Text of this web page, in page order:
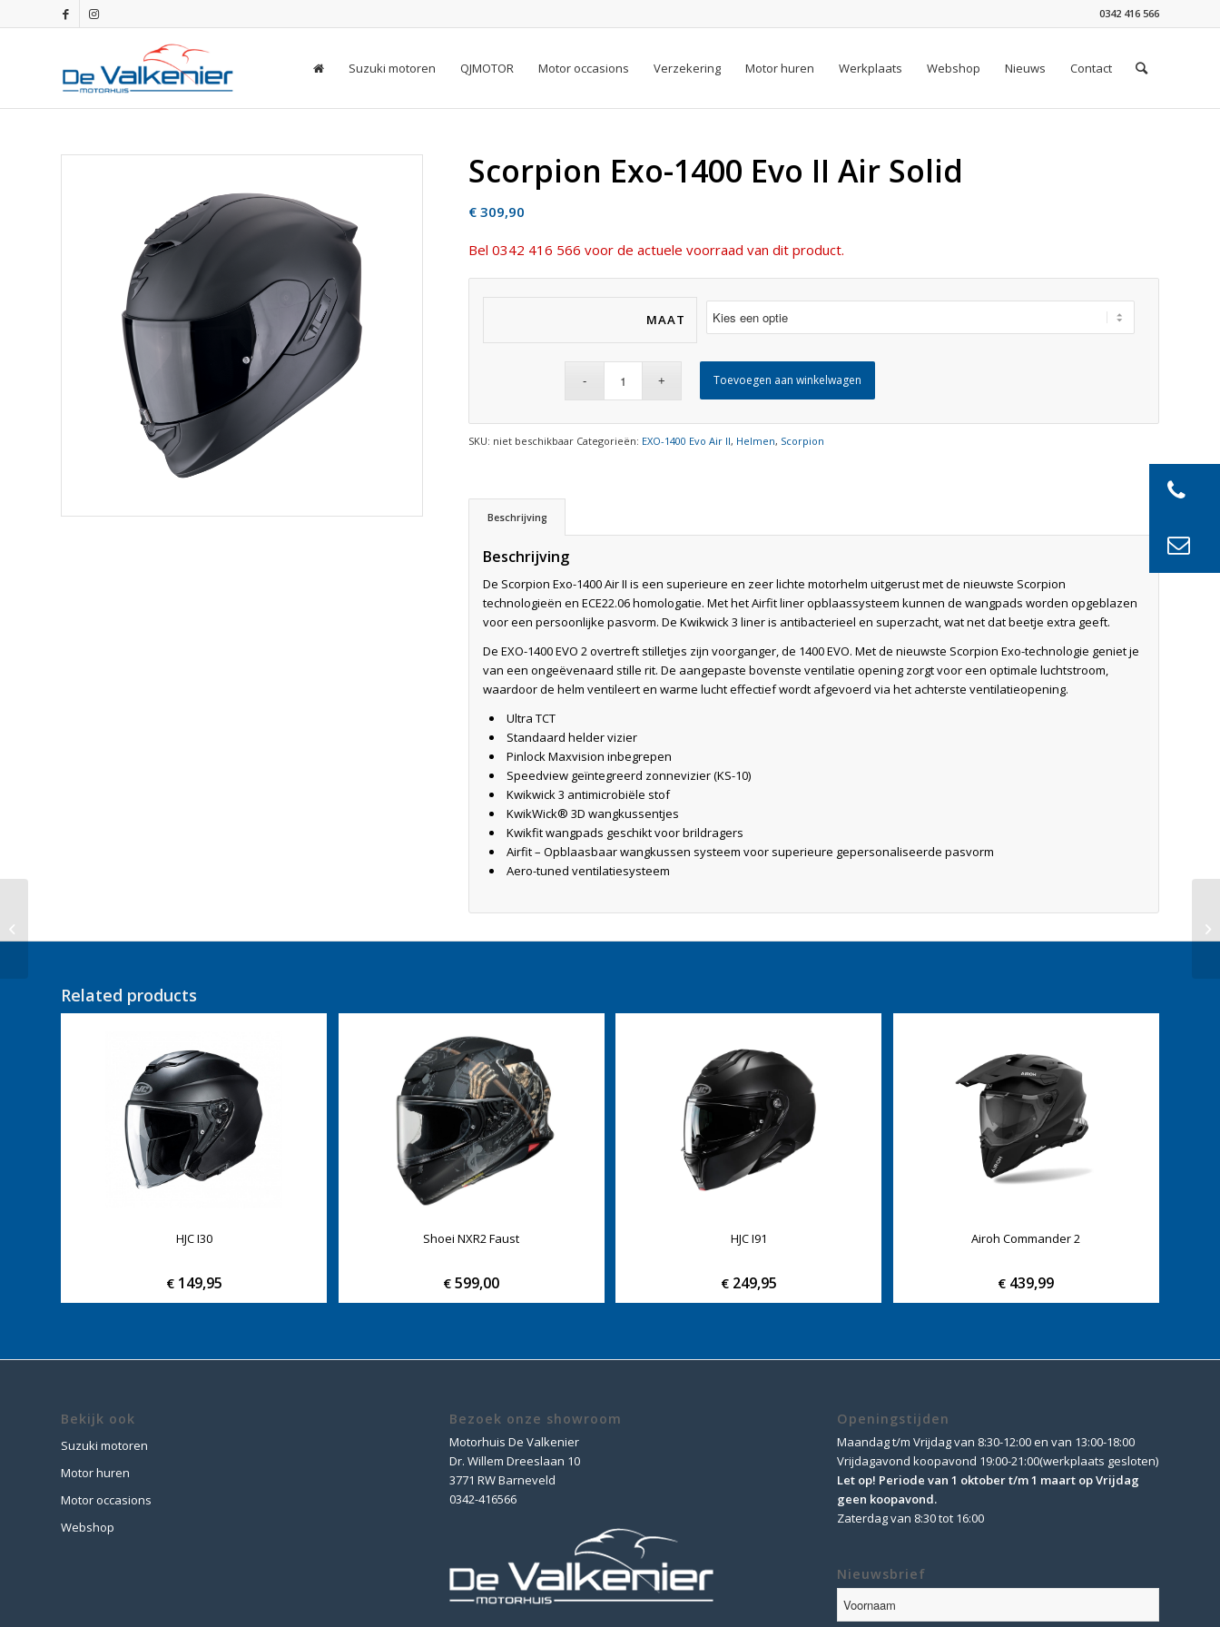
0342 416 566
Suzuki motoren QJMOTOR Motor occasions Verzekering Motor huren Werkplaats Webshop Nieuws Contact
Scorpion Exo-1400 Evo II Air Solid
€ 309,90
Bel 0342 416 566 voor de actuele voorraad van dit product.
MAAT
Toevoegen aan winkelwagen
SKU: niet beschikbaar Categorieën: EXO-1400 Evo Air II, Helmen, Scorpion
Beschrijving
Beschrijving
De Scorpion Exo-1400 Air II is een superieure en zeer lichte motorhelm uitgerust met de nieuwste Scorpion
technologieën en ECE22.06 homologatie. Met het Airfit liner opblaassysteem kunnen de wangpads worden opgeblazen
voor een persoonlijke pasvorm. De Kwikwick 3 liner is antibacterieel en superzacht, wat net dat beetje extra geeft.
De EXO-1400 EVO 2 overtreft stilletjes zijn voorganger, de 1400 EVO. Met de nieuwste Scorpion Exo-technologie geniet je
van een ongeëvenaard stille rit. De aangepaste bovenste ventilatie opening zorgt voor een optimale luchtstroom,
waardoor de helm ventileert en warme lucht effectief wordt afgevoerd via het achterste ventilatieopening.
Ultra TCT
Standaard helder vizier
Pinlock Maxvision inbegrepen
Speedview geïntegreerd zonnevizier (KS-10)
Kwikwick 3 antimicrobiële stof
KwikWick® 3D wangkussentjes
Kwikfit wangpads geschikt voor brildragers
Airfit – Opblaasbaar wangkussen systeem voor superieure gepersonaliseerde pasvorm
Aero-tuned ventilatiesysteem
Related products
HJC I30
€149,95
Shoei NXR2 Faust
€ 599,00
HJC I91
€249,95
Airoh Commander 2
€ 439,99
Bekijk ook
Suzuki motoren
Motor huren
Motor occasions
Webshop
Bezoek onze showroom
Motorhuis De Valkenier
Dr. Willem Dreeslaan 10
3771 RW Barneveld
0342-416566
Openingstijden
Maandag t/m Vrijdag van 8:30-12:00 en van 13:00-18:00
Vrijdagavond koopavond 19:00-21:00(werkplaats gesloten)
Let op! Periode van 1 oktober t/m 1 maart op Vrijdag
geen koopavond.
Zaterdag van 8:30 tot 16:00
Nieuwsbrief
FUN The4Elements